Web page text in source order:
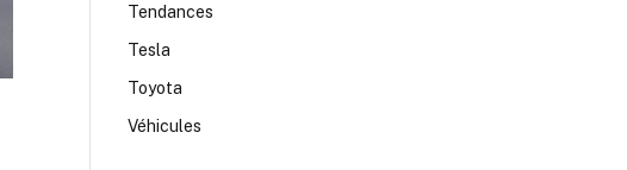
Tendances
Tesla
Toyota
Véhicules